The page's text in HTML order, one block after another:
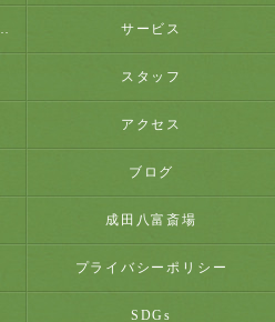
祭 清雲のお客様の声 サービス
スタッフ
アクセス
ブログ
成田八富斎場
プライバシーポリシー
SDGs